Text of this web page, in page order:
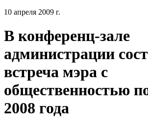
10 апреля 2009 г.
В конференц-зале
администрации
встреча мэра с
общественностью
2008 года